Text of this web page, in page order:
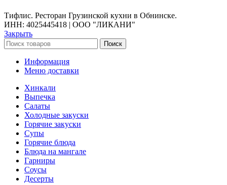
Тифлис. Ресторан Грузинской кухни в Обнинске.
ИНН: 4025445418 | ООО "ЛИКАНИ"
Закрыть
Поиск
Информация
Меню доставки
Хинкали
Выпечка
Салаты
Холодные закуски
Горячие закуски
Супы
Горячие блюда
Блюда на мангале
Гарниры
Соусы
Десерты